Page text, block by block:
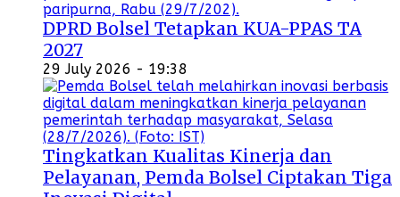
DPRD Bolsel Tetapkan KUA-PPAS TA
2027
29 July 2026 - 19:38
Tingkatkan Kualitas Kinerja dan
Pelayanan, Pemda Bolsel Ciptakan Tiga